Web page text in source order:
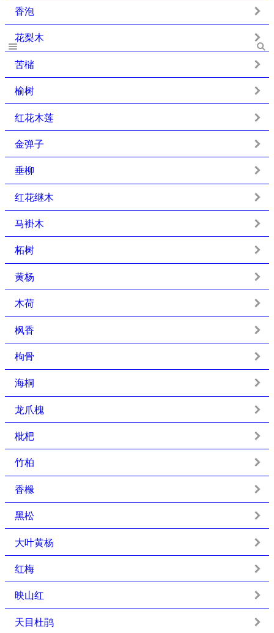
香泡
花梨木
苦槠
榆树
红花木莲
金弹子
垂柳
红花继木
马褂木
柘树
黄杨
木荷
枫香
枸骨
海桐
龙爪槐
枇杷
竹柏
香橼
黑松
大叶黄杨
红梅
映山红
天目杜鹃